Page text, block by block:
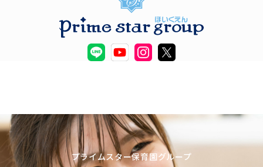
プライムスター保育園グループ